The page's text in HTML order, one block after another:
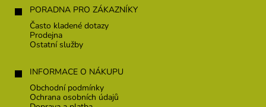
PORADNA PRO ZÁKAZNÍKY
Často kladené dotazy
Prodejna
Ostatní služby
INFORMACE O NÁKUPU
Obchodní podmínky
Ochrana osobních údajů